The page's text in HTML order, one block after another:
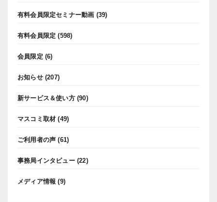
有料会員限定セミナー動画 (39)
有料会員限定 (598)
会員限定 (6)
お知らせ(207)
新サービス＆使い方(90)
マスコミ取材 (49)
ご利用者の声 (61)
事務局インタビュー(22)
メディア情報 (9)